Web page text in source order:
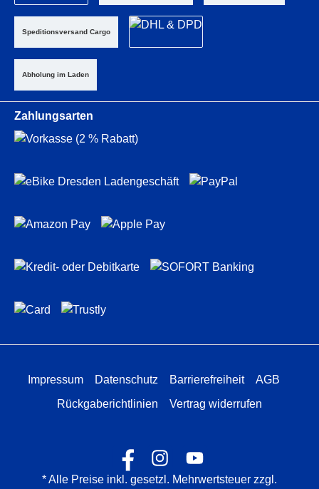
Speditionsversand Cargo
Abholung im Laden
Zahlungsarten
Impressum Datenschutz Barrierefreiheit
AGB
Rückgaberichtlinien
Vertrag widerrufen
* Alle Preise inkl. gesetzl. Mehrwertsteuer zzgl.